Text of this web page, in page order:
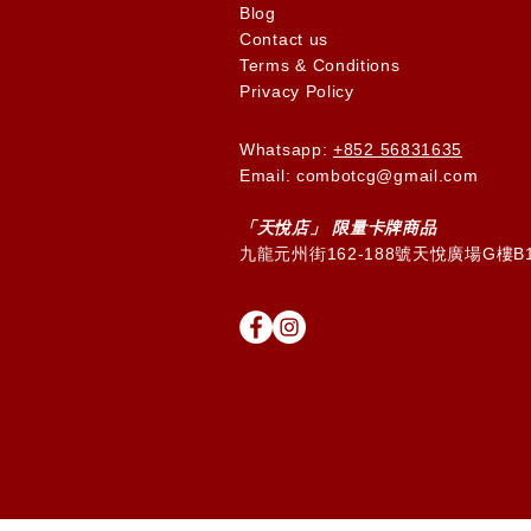
Blog
Contact us
Terms & Conditions
Privacy Policy
Whatsapp: +852 56831635
Email: combotcg@gmail.com
「天悅店」 限量卡牌商品
九龍元州街162-188號天悅廣場G樓